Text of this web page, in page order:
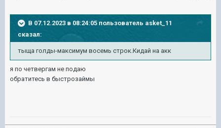
В 07.12.2023 в 08:24:05 пользователь asket_11
сказал:
тыща голды-максимум восемь строк.Кидай на акк
я по четвергам не подаю
обратитесь в быстрозаймы